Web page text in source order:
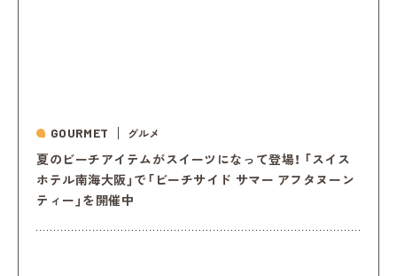
GOURMET グルメ
夏のビーチアイテムがスイーツになって登場！ 「スイス
ホテル南海大阪」で「ビーチサイド サマー アフタヌーン
ティー」を開催中